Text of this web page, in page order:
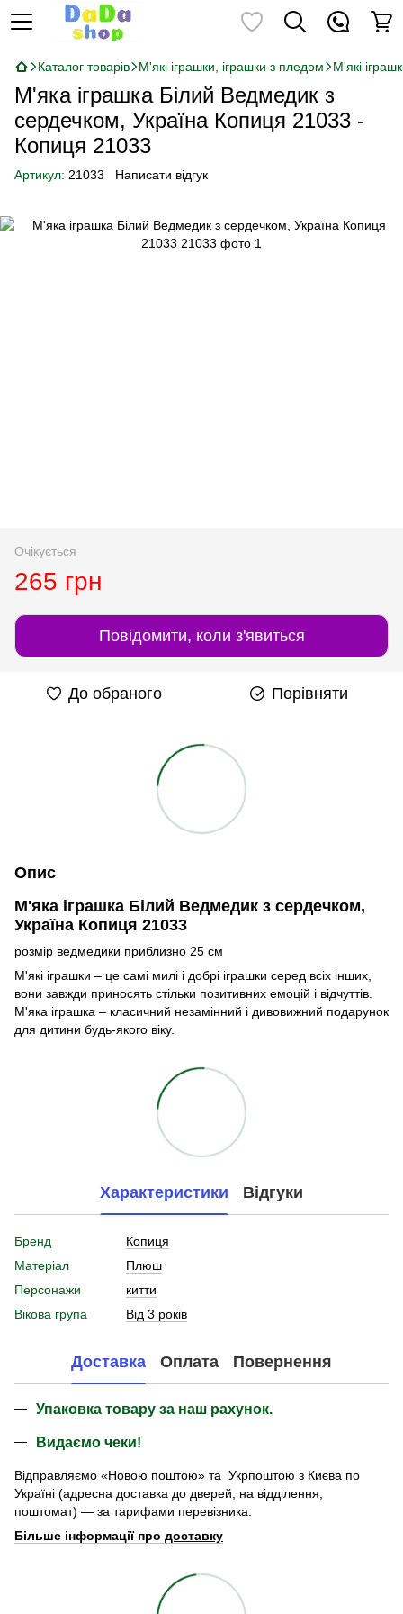
Каталог товарів М'які іграшки, іграшки з пледом М'які
М'яка іграшка Білий Ведмедик з
сердечком, Україна Копиця 21033 -
Копиця 21033
Артикул: 21033 Написати відгук
Очікується
265 грн
Повідомити, коли з'явиться
До обраного Порівняти
Опис
М'яка іграшка Білий Ведмедик з сердечком,
Україна Копиця 21033
розмір ведмедики приблизно 25 см
М'які іграшки – це самі милі і добрі іграшки серед всіх інших,
вони завжди приносять стільки позитивних емоцій і відчуттів.
М'яка іграшка – класичний незамінний і дивовижний подарунок
для дитини будь-якого віку.
Характеристики Відгуки
Бренд
Копиця
Матеріал
Плюш
Персонажи
китти
Вікова група
Від 3 років
Доставка Оплата Повернення
Упаковка товару за наш рахунок.
Видаємо чеки!
Відправляємо «Новою поштою» та Укрпоштою з Києва по
Україні (адресна доставка до дверей, на відділення,
поштомат) — за тарифами перевізника.
Більше інформації про доставку